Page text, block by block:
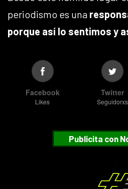
periodismo es una
porque así lo sentimos y
Facebook
Likes
Twitter
Seguidorxs
Publicita con